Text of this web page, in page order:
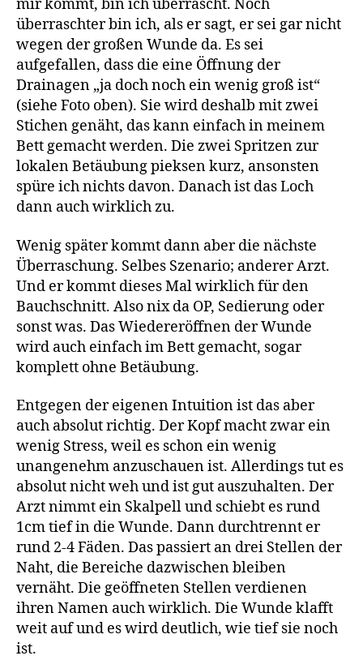
mir kommt, bin ich überrascht. Noch
überraschter bin ich, als er sagt, er sei gar nicht
wegen der großen Wunde da. Es sei
aufgefallen, dass die eine Öffnung der
Drainagen „ja doch noch ein wenig groß ist“
(siehe Foto oben). Sie wird deshalb mit zwei
Stichen genäht, das kann einfach in meinem
Bett gemacht werden. Die zwei Spritzen zur
lokalen Betäubung pieksen kurz, ansonsten
spüre ich nichts davon. Danach ist das Loch
dann auch wirklich zu.
Wenig später kommt dann aber die nächste
Überraschung. Selbes Szenario; anderer Arzt.
Und er kommt dieses Mal wirklich für den
Bauchschnitt. Also nix da OP, Sedierung oder
sonst was. Das Wiedereröffnen der Wunde
wird auch einfach im Bett gemacht, sogar
komplett ohne Betäubung.
Entgegen der eigenen Intuition ist das aber
auch absolut richtig. Der Kopf macht zwar ein
wenig Stress, weil es schon ein wenig
unangenehm anzuschauen ist. Allerdings tut es
absolut nicht weh und ist gut auszuhalten. Der
Arzt nimmt ein Skalpell und schiebt es rund
1cm tief in die Wunde. Dann durchtrennt er
rund 2-4 Fäden. Das passiert an drei Stellen der
Naht, die Bereiche dazwischen bleiben
vernäht. Die geöffneten Stellen verdienen
ihren Namen auch wirklich. Die Wunde klafft
weit auf und es wird deutlich, wie tief sie noch
ist.